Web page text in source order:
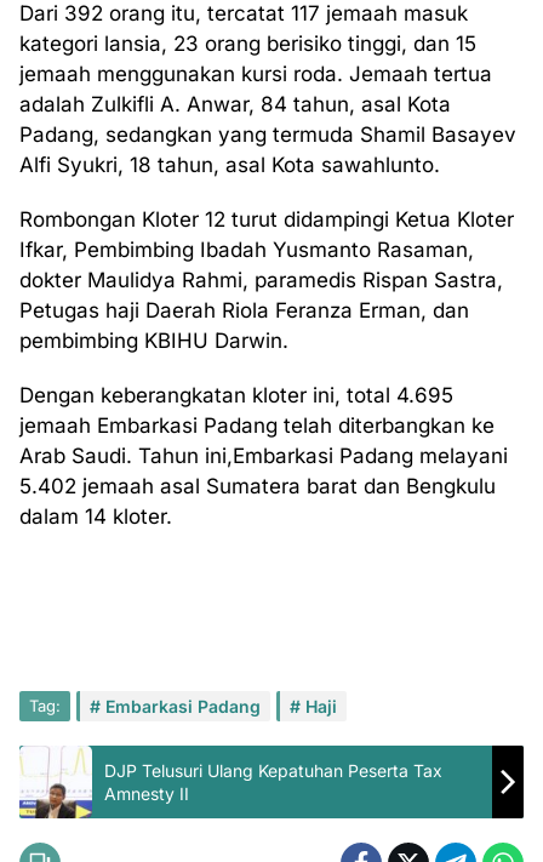
Dari 392 orang itu, tercatat 117 jemaah masuk
kategori lansia, 23 orang berisiko tinggi, dan 15
jemaah menggunakan kursi roda. Jemaah tertua
adalah Zulkifli A. Anwar, 84 tahun, asal Kota
Padang, sedangkan yang termuda Shamil Basayev
Alfi Syukri, 18 tahun, asal Kota sawahlunto.
Rombongan Kloter 12 turut didampingi Ketua Kloter
Ifkar, Pembimbing Ibadah Yusmanto Rasaman,
dokter Maulidya Rahmi, paramedis Rispan Sastra,
Petugas haji Daerah Riola Feranza Erman, dan
pembimbing KBIHU Darwin.
Dengan keberangkatan kloter ini, total 4.695
jemaah Embarkasi Padang telah diterbangkan ke
Arab Saudi. Tahun ini,Embarkasi Padang melayani
5.402 jemaah asal Sumatera barat dan Bengkulu
dalam 14 kloter.
Tag: Embarkasi Padang Haji
DJP Telusuri Ulang Kepatuhan Peserta Tax
Amnesty II